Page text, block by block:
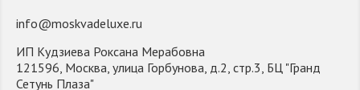
info@moskvadeluxe.ru
ИП Кудзиева Роксана Мерабовна
121596, Москва, улица Горбунова, д.2, стр.3, БЦ "Гранд
Сетунь Плаза"